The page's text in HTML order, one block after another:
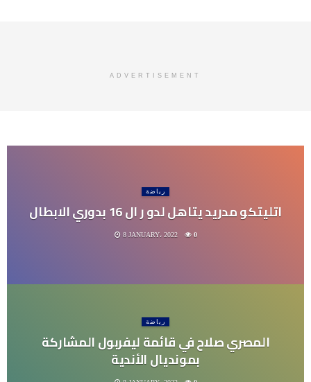
ADVERTISEMENT
رياضة
اتليتكو مدريد يتاهل لدو ر ال 16 بدوري الابطال
8 JANUARY، 2022 0
رياضة
المصري صلاح في قائمة ليفربول المشاركة
بمونديال الأندية